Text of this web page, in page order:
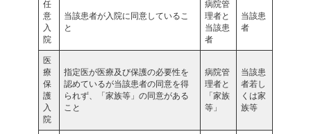
任
意
入
院
当該患者が入院に同意しているこ
と
病院管
理者と
当該患
者
当該患
者
医
療
保
護
入
院
指定医が医療及び保護の必要性を
認めているが当該患者の同意を得
られず、「家族等」の同意がある
こと
病院管
理者と
「家族
等」
当該患
者若し
くは家
族等